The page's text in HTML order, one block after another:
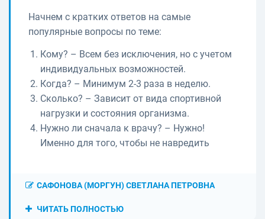
Начнем с кратких ответов на самые
популярные вопросы по теме:
Кому? – Всем без исключения, но с учетом
индивидуальных возможностей.
Когда? – Минимум 2-3 раза в неделю.
Сколько? – Зависит от вида спортивной
нагрузки и состояния организма.
Нужно ли сначала к врачу? – Нужно!
Именно для того, чтобы не навредить
САФОНОВА (МОРГУН) СВЕТЛАНА ПЕТРОВНА
ЧИТАТЬ ПОЛНОСТЬЮ